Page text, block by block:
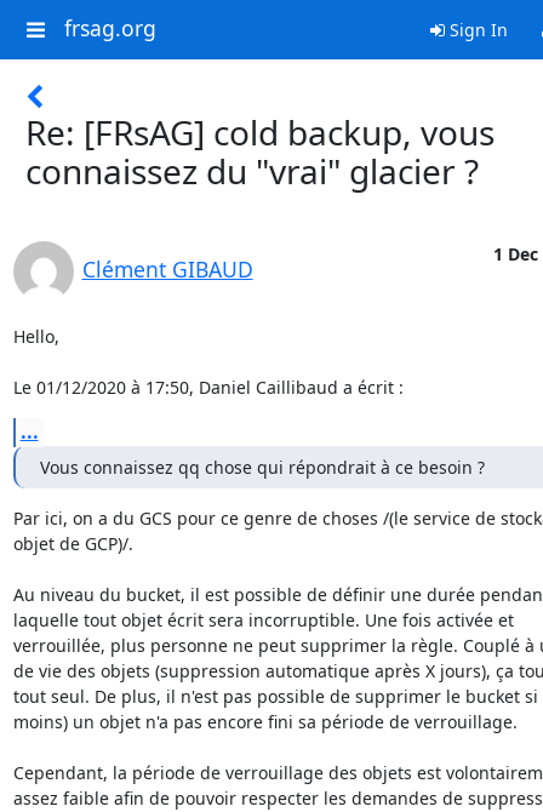
frsag.org Sign In
Re: [FRsAG] cold backup, vous
connaissez du "vrai" glacier ?
Clément GIBAUD
1
Hello,
Le 01/12/2020 à 17:50, Daniel Caillibaud a écrit :
...
Vous connaissez qq chose qui répondrait à ce besoin ?
Par ici, on a du GCS pour ce genre de choses /(le service de
objet de GCP)/.
Au niveau du bucket, il est possible de définir une durée
laquelle tout objet écrit sera incorruptible. Une fois activée et
verrouillée, plus personne ne peut supprimer la règle. Couplé à
de vie des objets (suppression automatique après X jours), ça
tout seul. De plus, il n'est pas possible de supprimer le bucket si
moins) un objet n'a pas encore fini sa période de verrouillage.
Cependant, la période de verrouillage des objets est
assez faible afin de pouvoir respecter les demandes de